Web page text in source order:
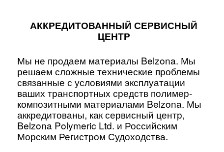
АККРЕДИТОВАННЫЙ СЕРВИСНЫЙ
ЦЕНТР
Мы не продаем материалы Belzona. Мы
решаем сложные технические проблемы
связанные с условиями эксплуатации
ваших транспортных средств полимер-
композитными материалами Belzona. Мы
аккредитованы, как сервисный центр,
Belzona Polymeric Ltd. и Российским
Морским Регистром Судоходства.